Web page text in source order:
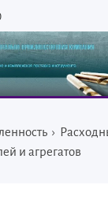
›
и агрегатов